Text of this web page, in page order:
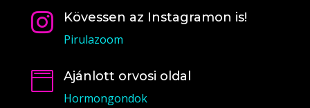

Kövessen az Instagramon is!
Pirulazoom

Ajánlott orvosi oldal
Hormongondok